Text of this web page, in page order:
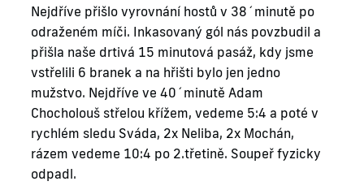
Nejdříve přišlo vyrovnání hostů v 38´minutě po
odraženém míči. Inkasovaný gól nás povzbudil a
přišla naše drtivá 15 minutová pasáž, kdy jsme
vstřelili 6 branek a na hřišti bylo jen jedno
mužstvo. Nejdříve ve 40´minutě Adam
Chocholouš střelou křížem, vedeme 5:4 a poté v
rychlém sledu Sváda, 2x Neliba, 2x Mochán,
rázem vedeme 10:4 po 2.třetině. Soupeř fyzicky
odpadl.